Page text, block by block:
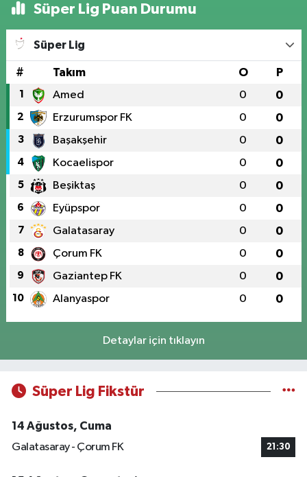
Süper Lig Puan Durumu
Süper Lig
# Takım O P
1 Amed 0 0
2 Erzurumspor FK 0 0
3 Başakşehir 0 0
4 Kocaelispor 0 0
5 Beşiktaş 0 0
6 Eyüpspor 0 0
7 Galatasaray 0 0
8 Çorum FK 0 0
9 Gaziantep FK 0 0
10 Alanyaspor 0 0
Detaylar için tıklayın
Süper Lig Fikstür
14 Ağustos, Cuma
Galatasaray - Çorum FK
21:30